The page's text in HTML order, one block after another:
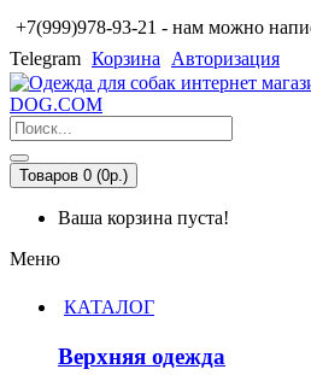
+7(999)978-93-21 - нам можно
Telegram Корзина Авторизация
Товаров 0 (0р.)
Ваша корзина пуста!
Меню
КАТАЛОГ
Верхняя одежда